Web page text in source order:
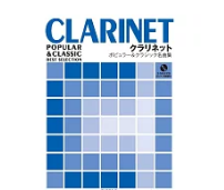
くっきおーれ(1)
こーり(1)
さとう(1)